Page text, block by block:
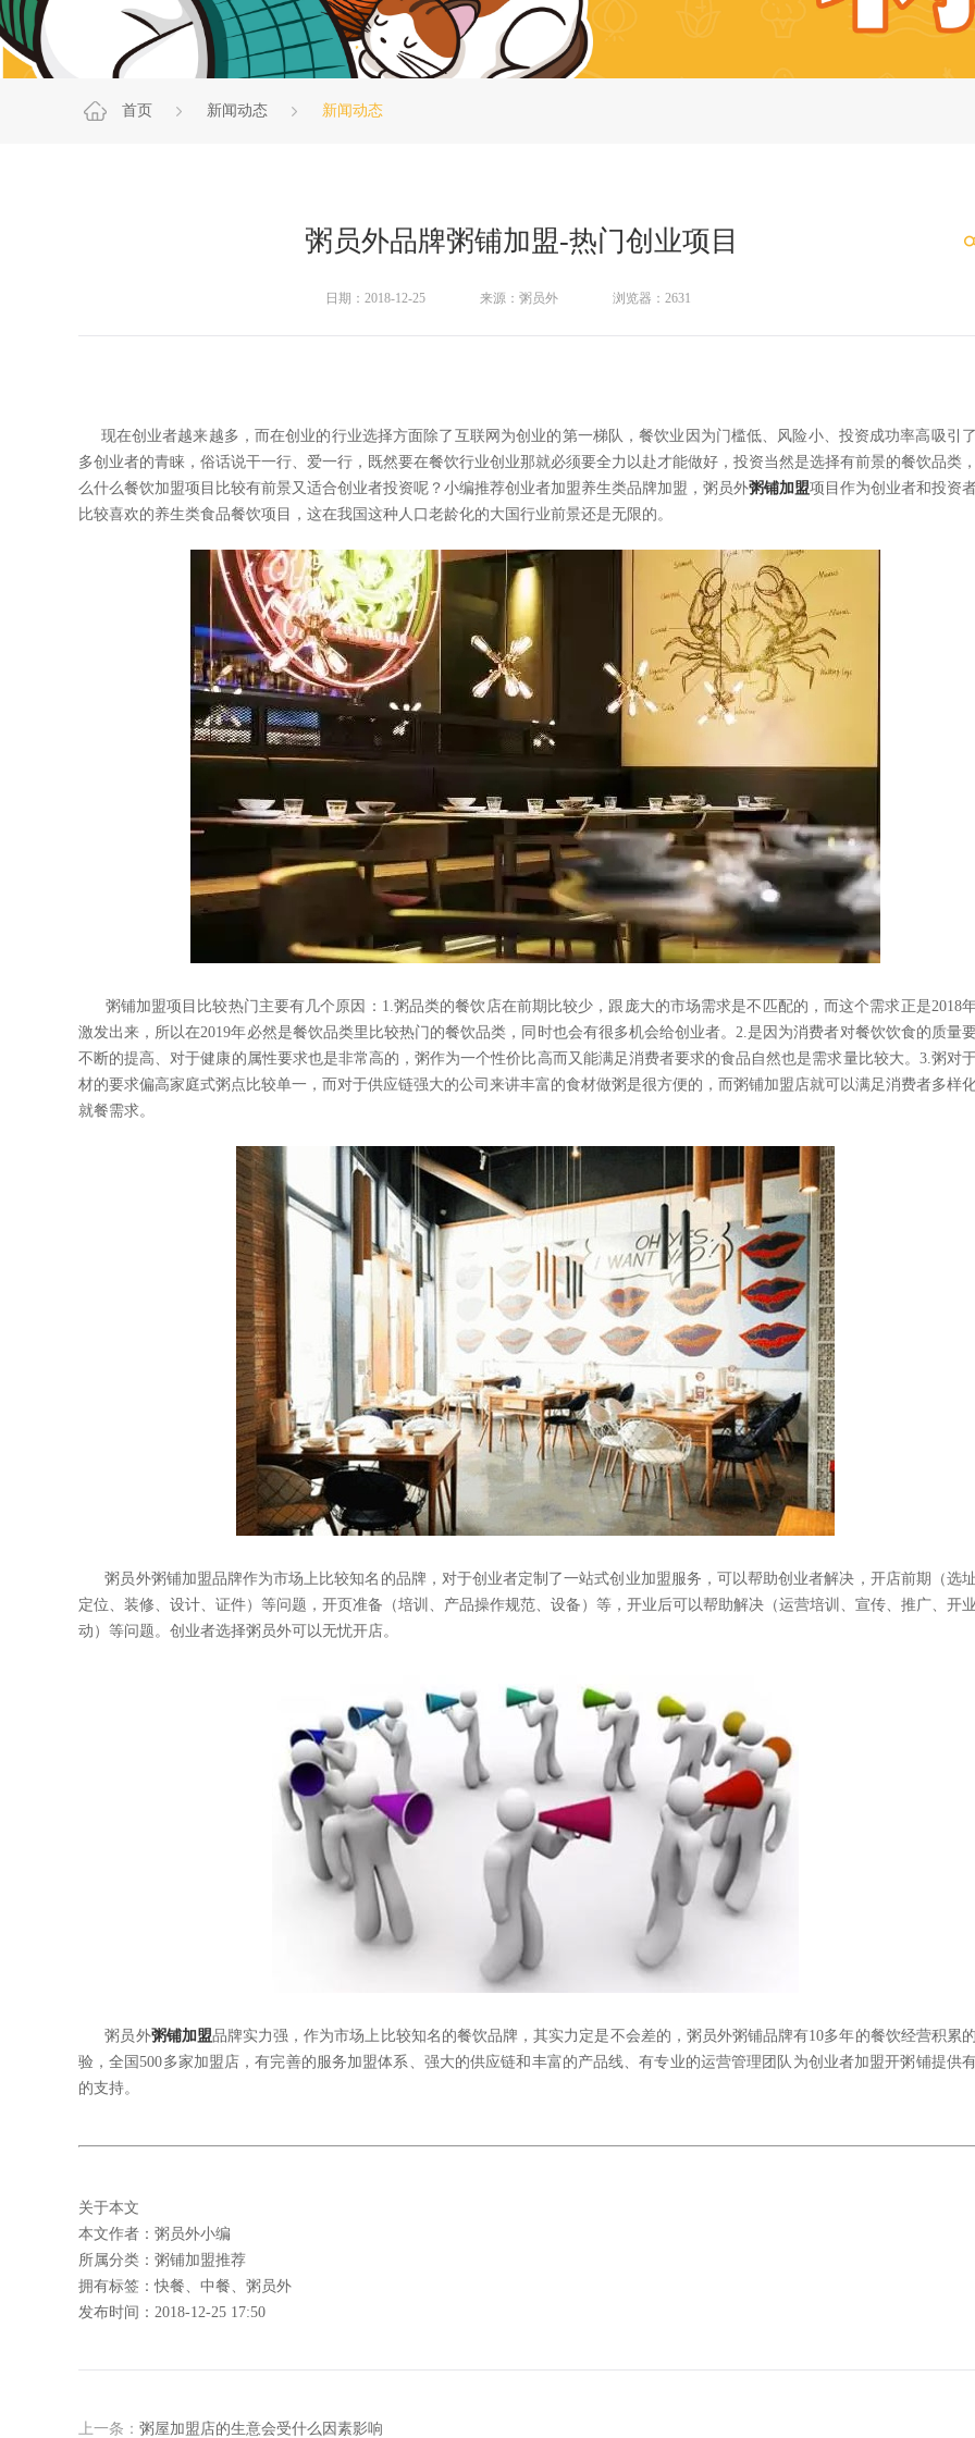
首页 新闻动态 新闻动态
粥员外品牌粥铺加盟-热门创业项目
日期：2018-12-25 来源：粥员外 浏览器：2631
现在创业者越来越多，而在创业的行业选择方面除了互联网为创业的第一梯队，餐饮业因为门槛低、风险小、投资成功率高吸引
多创业者的青睐，俗话说干一行、爱一行，既然要在餐饮行业创业那就必须要全力以赴才能做好，投资当然是选择有前景的餐饮品类
么什么餐饮加盟项目比较有前景又适合创业者投资呢？小编推荐创业者加盟养生类品牌加盟，粥员外粥铺加盟项目作为创业者和投资
比较喜欢的养生类食品餐饮项目，这在我国这种人口老龄化的大国行业前景还是无限的。
粥铺加盟项目比较热门主要有几个原因： 1.粥品类的餐饮店在前期比较少，跟庞大的市场需求是不匹配的，而这个需求正是2018
激发出来，所以在2019年必然是餐饮品类里比较热门的餐饮品类，同时也会有很多机会给创业者。2.是因为消费者对餐饮饮食的质量
不断的提高、对于健康的属性要求也是非常高的，粥作为一个性价比高而又能满足消费者要求的食品自然也是需求量比较大。 3.粥对
材的要求偏高家庭式粥点比较单一，而对于供应链强大的公司来讲丰富的食材做粥是很方便的，而粥铺加盟店就可以满足消费者多样
就餐需求。
粥员外粥铺加盟品牌作为市场上比较知名的品牌，对于创业者定制了一站式创业加盟服务，可以帮助创业者解决，开店前期（选址
定位、装修、设计、证件）等问题，开页准备（培训、产品操作规范、设备）等，开业后可以帮助解决（运营培训、宣传、推广、开
动）等问题。创业者选择粥员外可以无忧开店。
粥员外粥铺加盟品牌实力强，作为市场上比较知名的餐饮品牌，其实力定是不会差的，粥员外粥铺品牌有10多年的餐饮经营积累
验，全国500多家加盟店，有完善的服务加盟体系、强大的供应链和丰富的产品线、有专业的运营管理团队为创业者加盟开粥铺提供
的支持。
关于本文
本文作者：粥员外小编
所属分类：粥铺加盟推荐
拥有标签：快餐、中餐、粥员外
发布时间：2018-12-25 17:50
上一条： 粥屋加盟店的生意会受什么因素影响